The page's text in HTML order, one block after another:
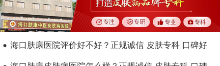
海口肤康医院评价好不好？正规诚信 皮肤专科 口碑好